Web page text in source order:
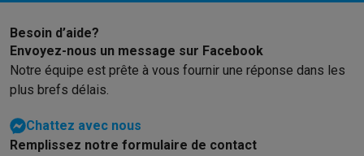
Besoin d’aide?
Envoyez-nous un message sur Facebook
Notre équipe est prête à vous fournir une réponse dans les
plus brefs délais.
Chattez avec nous
Remplissez notre formulaire de contact